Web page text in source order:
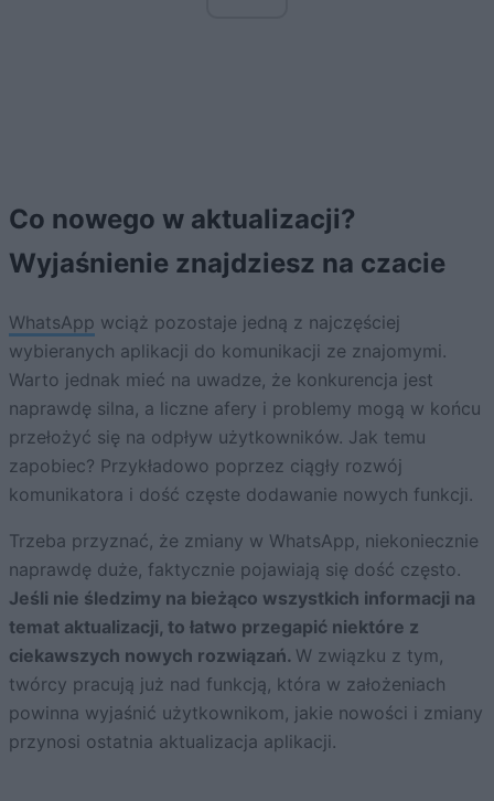
Co nowego w aktualizacji?
Wyjaśnienie znajdziesz na czacie
WhatsApp wciąż pozostaje jedną z najczęściej
wybieranych aplikacji do komunikacji ze znajomymi.
Warto jednak mieć na uwadze, że konkurencja jest
naprawdę silna, a liczne afery i problemy mogą w końcu
przełożyć się na odpływ użytkowników. Jak temu
zapobiec? Przykładowo poprzez ciągły rozwój
komunikatora i dość częste dodawanie nowych funkcji.
Trzeba przyznać, że zmiany w WhatsApp, niekoniecznie
naprawdę duże, faktycznie pojawiają się dość często.
Jeśli nie śledzimy na bieżąco wszystkich informacji na
temat aktualizacji, to łatwo przegapić niektóre z
ciekawszych nowych rozwiązań. W związku z tym,
twórcy pracują już nad funkcją, która w założeniach
powinna wyjaśnić użytkownikom, jakie nowości i zmiany
przynosi ostatnia aktualizacja aplikacji.